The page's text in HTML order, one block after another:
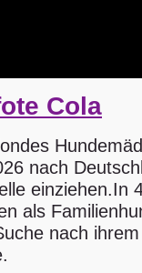
Cola
nach
einziehen.In
als
nach